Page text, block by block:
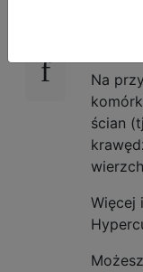
Na
ścian
Więcej